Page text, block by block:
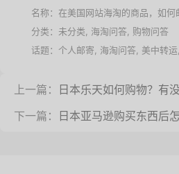
名称： 在美国网站海淘的商品，如何
分类：未分类, 海淘问答 购物问答
话题： 个人邮寄 海淘问答 美中转运
上一篇：
日本乐天如何购物？有
下一篇：
日本亚马逊购买东西后